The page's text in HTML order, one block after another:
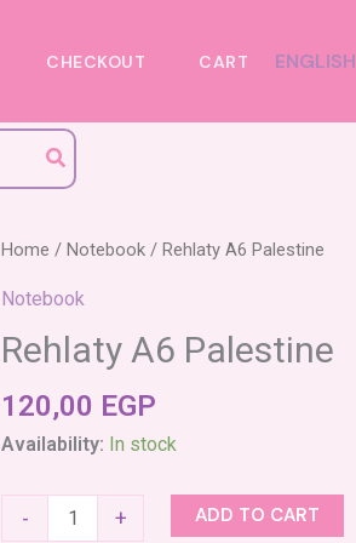
CHECKOUT CART ENGLISH
Home /Notebook / Rehlaty A6 Palestine
Notebook
Rehlaty A6 Palestine
120,00 EGP
Availability: In stock
-
Rehlaty
quantity
+ ADD TO CART